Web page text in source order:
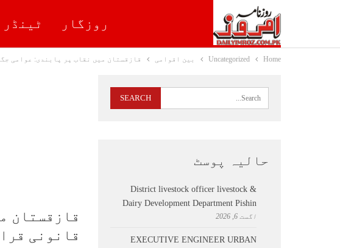
روزگار ٹینڈر
Home
Uncategorized بین اقوامی قازقستان میں نقاب پر پابندی: عوامی
قازقستان
قانونی
حالیہ پوسٹ
District livestock officer livestock &
Dairy Development Department Pishin
اگست 6, 2026
EXECUTIVE ENGINEER URBAN